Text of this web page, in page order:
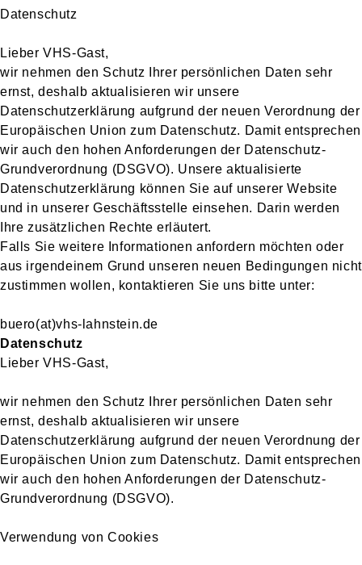
Datenschutz
Lieber VHS-Gast,
wir nehmen den Schutz Ihrer persönlichen Daten sehr
ernst, deshalb aktualisieren wir unsere
Datenschutzerklärung aufgrund der neuen Verordnung der
Europäischen Union zum Datenschutz. Damit entsprechen
wir auch den hohen Anforderungen der Datenschutz-
Grundverordnung (DSGVO). Unsere aktualisierte
Datenschutzerklärung können Sie auf unserer Website
und in unserer Geschäftsstelle einsehen. Darin werden
Ihre zusätzlichen Rechte erläutert.
Falls Sie weitere Informationen anfordern möchten oder
aus irgendeinem Grund unseren neuen Bedingungen nicht
zustimmen wollen, kontaktieren Sie uns bitte unter:
buero(at)vhs-lahnstein.de
Datenschutz
Lieber VHS-Gast,
wir nehmen den Schutz Ihrer persönlichen Daten sehr
ernst, deshalb aktualisieren wir unsere
Datenschutzerklärung aufgrund der neuen Verordnung der
Europäischen Union zum Datenschutz. Damit entsprechen
wir auch den hohen Anforderungen der Datenschutz-
Grundverordnung (DSGVO).
Verwendung von Cookies